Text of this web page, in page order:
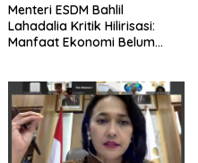
Menteri ESDM Bahlil
Lahadalia Kritik Hilirisasi:
Manfaat Ekonomi Belum